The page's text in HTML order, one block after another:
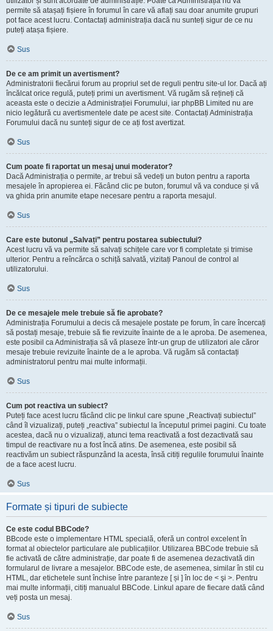
permite să atașați fișiere în forumul în care vă aflați sau doar anumite grupuri
pot face acest lucru. Contactați administrația dacă nu sunteți sigur de ce nu
puteți atașa fișiere.
Sus
De ce am primit un avertisment?
Administratorii fiecărui forum au propriul set de reguli pentru site-ul lor. Dacă ați
încălcat orice regulă, puteți primi un avertisment. Vă rugăm să rețineți că
aceasta este o decizie a Administrației Forumului, iar phpBB Limited nu are
nicio legătură cu avertismentele date pe acest site. Contactați Administrația
Forumului dacă nu sunteți sigur de ce ați fost avertizat.
Sus
Cum poate fi raportat un mesaj unui moderator?
Dacă Administrația o permite, ar trebui să vedeți un buton pentru a raporta
mesajele în apropierea ei. Făcând clic pe buton, forumul vă va conduce și vă
va ghida prin anumite etape necesare pentru a raporta mesajul.
Sus
Care este butonul „Salvați” pentru postarea subiectului?
Acest lucru vă va permite să salvați schițele care vor fi completate și trimise
ulterior. Pentru a reîncărca o schiță salvată, vizitați Panoul de control al
utilizatorului.
Sus
De ce mesajele mele trebuie să fie aprobate?
Administrația Forumului a decis că mesajele postate pe forum, în care încercați
să postați mesaje, trebuie să fie revizuite înainte de a le aproba. De asemenea,
este posibil ca Administrația să vă plaseze într-un grup de utilizatori ale căror
mesaje trebuie revizuite înainte de a le aproba. Vă rugăm să contactați
administratorul pentru mai multe informații.
Sus
Cum pot reactiva un subiect?
Puteți face acest lucru făcând clic pe linkul care spune „Reactivați subiectul”
când îl vizualizați, puteți „reactiva” subiectul la începutul primei pagini. Cu toate
acestea, dacă nu o vizualizați, atunci tema reactivată a fost dezactivată sau
timpul de reactivare nu a fost încă atins. De asemenea, este posibil să
reactivăm un subiect răspunzând la acesta, însă citiți regulile forumului înainte
de a face acest lucru.
Sus
Formate și tipuri de subiecte
Ce este codul BBCode?
BBcode este o implementare HTML specială, oferă un control excelent în
format al obiectelor particulare ale publicațiilor. Utilizarea BBCode trebuie să
fie activată de către administrație, dar poate fi de asemenea dezactivată din
formularul de livrare a mesajelor. BBCode este, de asemenea, similar în stil cu
HTML, dar etichetele sunt închise între paranteze [ și ] în loc de < şi >. Pentru
mai multe informații, citiți manualul BBCode. Linkul apare de fiecare dată când
veți posta un mesaj.
Sus